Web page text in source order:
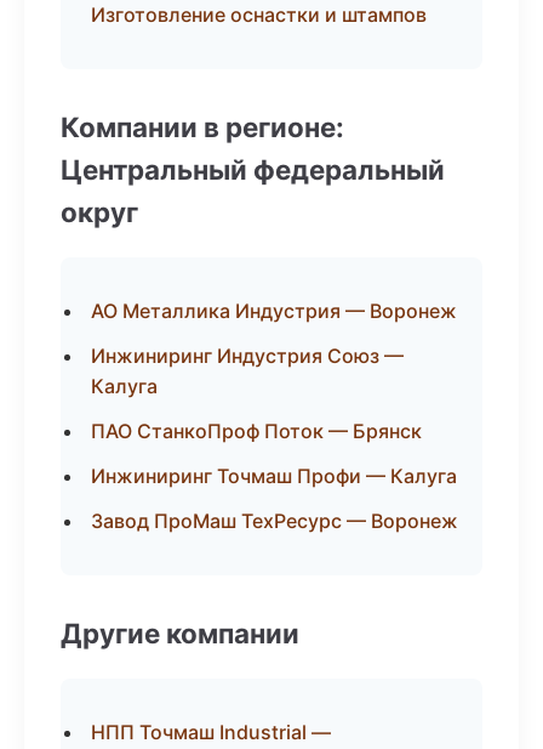
Изготовление оснастки и штампов
Компании в регионе:
Центральный федеральный
округ
АО Металлика Индустрия — Воронеж
Инжиниринг Индустрия Союз —
Калуга
ПАО СтанкоПроф Поток — Брянск
Инжиниринг Точмаш Профи — Калуга
Завод ПроМаш ТехРесурс — Воронеж
Другие компании
НПП Точмаш Industrial —